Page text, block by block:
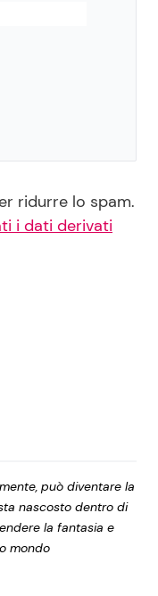
ridurre lo spam.
i dati derivati
può diventare la
nascosto dentro di
la fantasia e
mondo